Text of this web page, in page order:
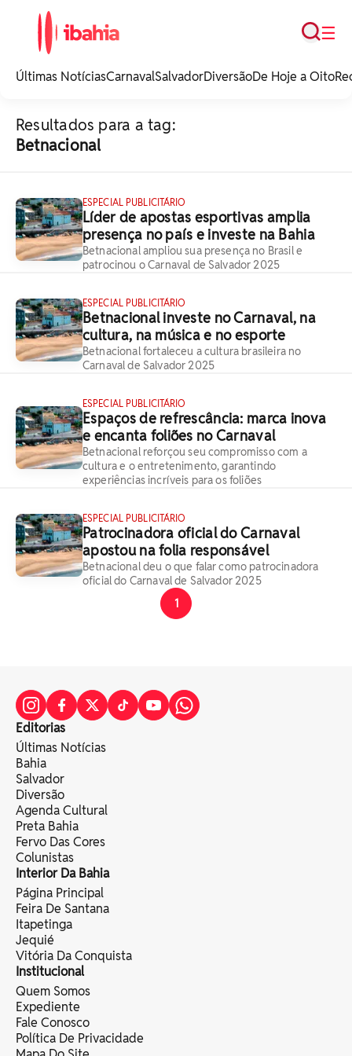
noticias e
☰
Busca
Últimas NotíciasCarnavalSalvadorDiversãoDe Hoje a Oito
Resultados para a tag:
Betnacional
ESPECIAL PUBLICITÁRIO
Líder de apostas esportivas amplia
presença no país e investe na Bahia
Betnacional ampliou sua presença no Brasil e
patrocinou o Carnaval de Salvador 2025
ESPECIAL PUBLICITÁRIO
Betnacional investe no Carnaval, na
cultura, na música e no esporte
Betnacional fortaleceu a cultura brasileira no
Carnaval de Salvador 2025
ESPECIAL PUBLICITÁRIO
Espaços de refrescância: marca inova
e encanta foliões no Carnaval
Betnacional reforçou seu compromisso com a
cultura e o entretenimento, garantindo
experiências incríveis para os foliões
ESPECIAL PUBLICITÁRIO
Patrocinadora oficial do Carnaval
apostou na folia responsável
Betnacional deu o que falar como patrocinadora
oficial do Carnaval de Salvador 2025
1
Editorias
Últimas Notícias
Bahia
Salvador
Diversão
Agenda Cultural
Preta Bahia
Fervo Das Cores
Colunistas
Interior Da Bahia
Página Principal
Feira De Santana
Itapetinga
Jequié
Vitória Da Conquista
Institucional
Quem Somos
Expediente
Fale Conosco
Política De Privacidade